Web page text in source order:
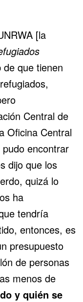
[la
que tienen
Central de
Oficina Central
pudo encontrar
dijo que los
quizá lo
ha
tendría
entonces, es
presupuesto
de personas
menos de
y quién se